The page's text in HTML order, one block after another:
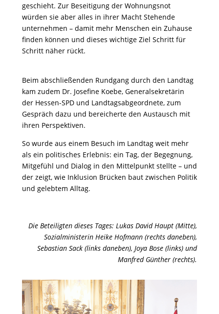
geschieht. Zur Beseitigung der Wohnungsnot
würden sie aber alles in ihrer Macht Stehende
unternehmen – damit mehr Menschen ein Zuhause
finden können und dieses wichtige Ziel Schritt für
Schritt näher rückt.
Beim abschließenden Rundgang durch den Landtag
kam zudem Dr. Josefine Koebe, Generalsekretärin
der Hessen-SPD und Landtagsabgeordnete, zum
Gespräch dazu und bereicherte den Austausch mit
ihren Perspektiven.
So wurde aus einem Besuch im Landtag weit mehr
als ein politisches Erlebnis: ein Tag, der Begegnung,
Mitgefühl und Dialog in den Mittelpunkt stellte – und
der zeigt, wie Inklusion Brücken baut zwischen Politik
und gelebtem Alltag.
Die Beteiligten dieses Tages: Lukas David Haupt (Mitte),
Sozialministerin Heike Hofmann (rechts daneben),
Sebastian Sack (links daneben), Joya Bose (links) und
Manfred Günther (rechts).